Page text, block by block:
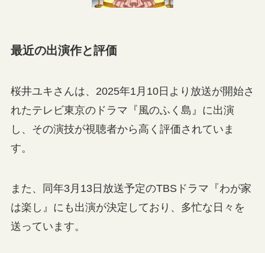
最近の出演作と評価
桜井ユキさんは、2025年1月10日より放送が開始さ
れたテレビ東京のドラマ『風のふく島』に出演
し、その演技が視聴者から高く評価されていま
す。
また、同年3月13日放送予定のTBSドラマ『わが家
は楽し』にも出演が決定しており、多忙な日々を
送っています。